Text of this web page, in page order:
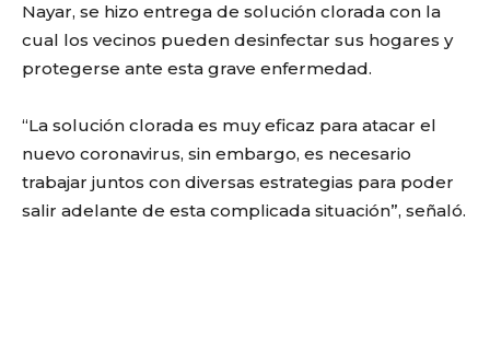
Nayar, se hizo entrega de solución clorada con la
cual los vecinos pueden desinfectar sus hogares y
protegerse ante esta grave enfermedad.
“La solución clorada es muy eficaz para atacar el
nuevo coronavirus, sin embargo, es necesario
trabajar juntos con diversas estrategias para poder
salir adelante de esta complicada situación”, señaló.